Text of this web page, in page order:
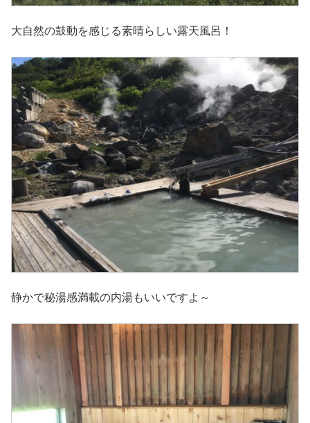
大自然の鼓動を感じる素晴らしい露天風呂！
静かで秘湯感満載の内湯もいいですよ～